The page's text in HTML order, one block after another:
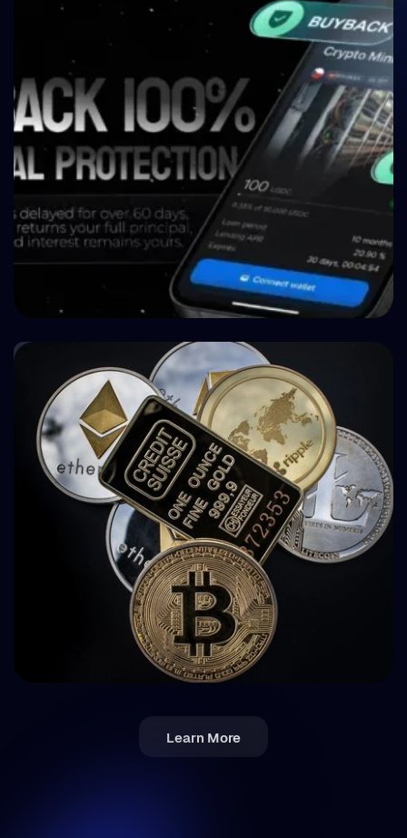
Crypto P2P Lending vs. Traditional P2P Lending:
A 2026 Comparison
How BuyBack Protection Works in P2P Lending
(and What It Doesn't Do)
Learn More